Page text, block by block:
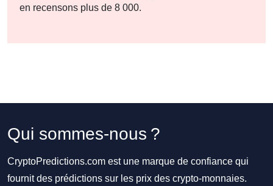
en recensons plus de 8 000.
Qui sommes-nous ?
CryptoPredictions.com est une marque de confiance qui
fournit des prédictions sur les prix des crypto-monnaies.